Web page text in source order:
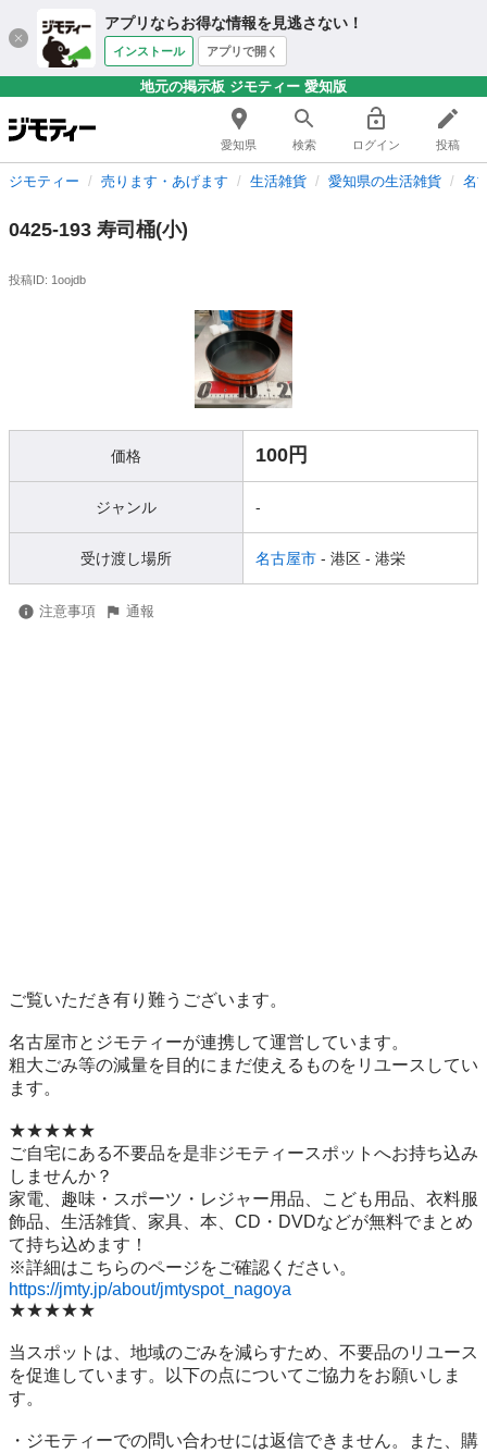
アプリならお得な情報を見逃さない！
インストール アプリで開く
地元の掲示板 ジモティー 愛知版
愛知県 検索 ログイン 投稿
ジモティー 売ります・あげます 生活雑貨 愛知県の生活雑貨 名
0425-193 寿司桶(小)
投稿ID: 1oojdb
価格 100円
ジャンル -
受け渡し場所 名古屋市 - 港区 - 港栄
注意事項 通報
ご覧いただき有り難うございます。
名古屋市とジモティーが連携して運営しています。
粗⼤ごみ等の減量を⽬的にまだ使えるものをリユースしてい
ます。
★★★★★
ご自宅にある不要品を是非ジモティースポットへお持ち込み
しませんか？
家電、趣味・スポーツ・レジャー用品、こども用品、衣料服
飾品、生活雑貨、家具、本、CD・DVDなどが無料でまとめ
て持ち込めます！
https://jmty.jp/about/jmtyspot_nagoya
★★★★★
当スポットは、地域のごみを減らすため、不要品のリユース
を促進しています。以下の点についてご協力をお願いしま
す。
・ジモティーでの問い合わせには返信できません。また、購